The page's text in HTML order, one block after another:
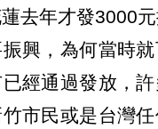
去年才發3000
興，為何當時
經通過發放，
市民或是台灣